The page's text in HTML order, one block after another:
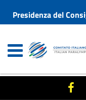
Presidenza del